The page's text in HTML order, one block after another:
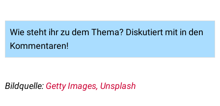
Wie steht ihr zu dem Thema? Diskutiert mit in den
Kommentaren!
Bildquelle: Getty Images, Unsplash